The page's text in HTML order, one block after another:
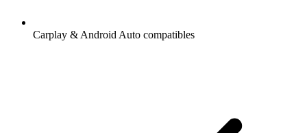
Carplay & Android Auto compatibles